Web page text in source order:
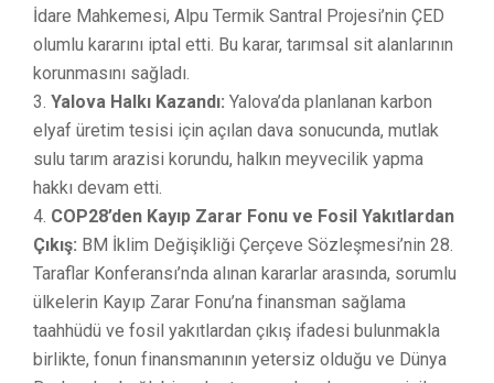
İdare Mahkemesi, Alpu Termik Santral Projesi’nin ÇED
olumlu kararını iptal etti. Bu karar, tarımsal sit alanlarının
korunmasını sağladı.
Yalova Halkı Kazandı: Yalova’da planlanan karbon
elyaf üretim tesisi için açılan dava sonucunda, mutlak
sulu tarım arazisi korundu, halkın meyvecilik yapma
hakkı devam etti.
COP28’den Kayıp Zarar Fonu ve Fosil Yakıtlardan
Çıkış: BM İklim Değişikliği Çerçeve Sözleşmesi’nin 28.
Taraflar Konferansı’nda alınan kararlar arasında, sorumlu
ülkelerin Kayıp Zarar Fonu’na finansman sağlama
taahhüdü ve fosil yakıtlardan çıkış ifadesi bulunmakla
birlikte, fonun finansmanının yetersiz olduğu ve Dünya